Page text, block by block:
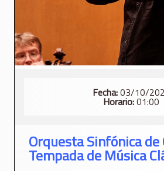
Fecha:03/10/
Horario:01:00
Orquesta Sinfónica de
Tempada de Música